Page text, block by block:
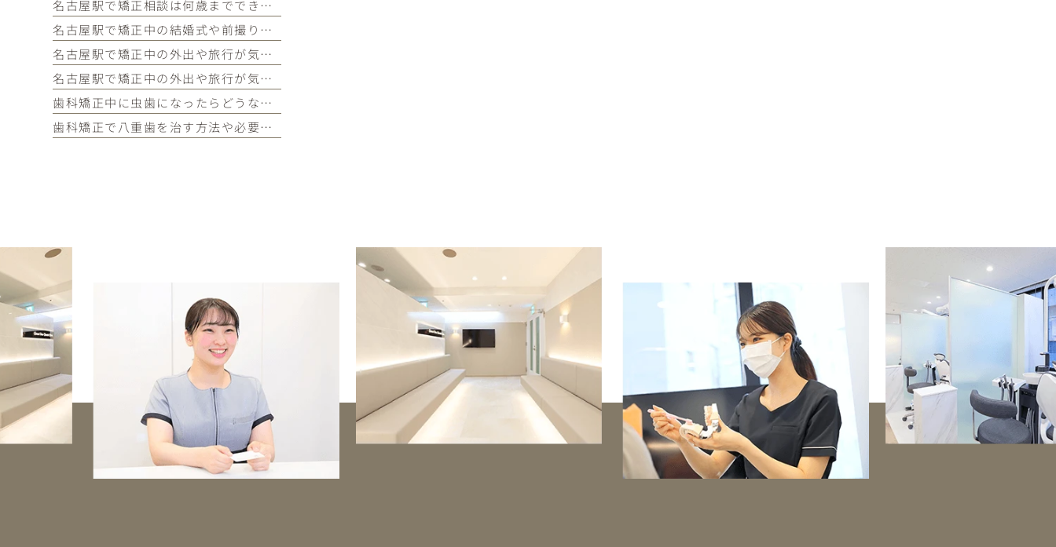
名古屋駅で矯正相談は何歳までできるのか気になる方へ｜大人の矯正の疑問・メリット・よくある質問まとめ
名古屋駅で矯正中の結婚式や前撮りが気になる方へ｜当院限定サービス・タイミングの考え方・よくある質問まとめ
名古屋駅で矯正中の外出や旅行が気になる方へ｜国内・海外旅行の対策・持ち物・よくある質問まとめ
名古屋駅で矯正中の外出や旅行が気になる方へ｜国内・海外旅行の対策・持ち物・よくある質問まとめ
歯科矯正中に虫歯になったらどうなる？対処法や予防法を詳しく紹介
歯科矯正で八重歯を治す方法や必要な期間・費用、放置するリスクを紹介